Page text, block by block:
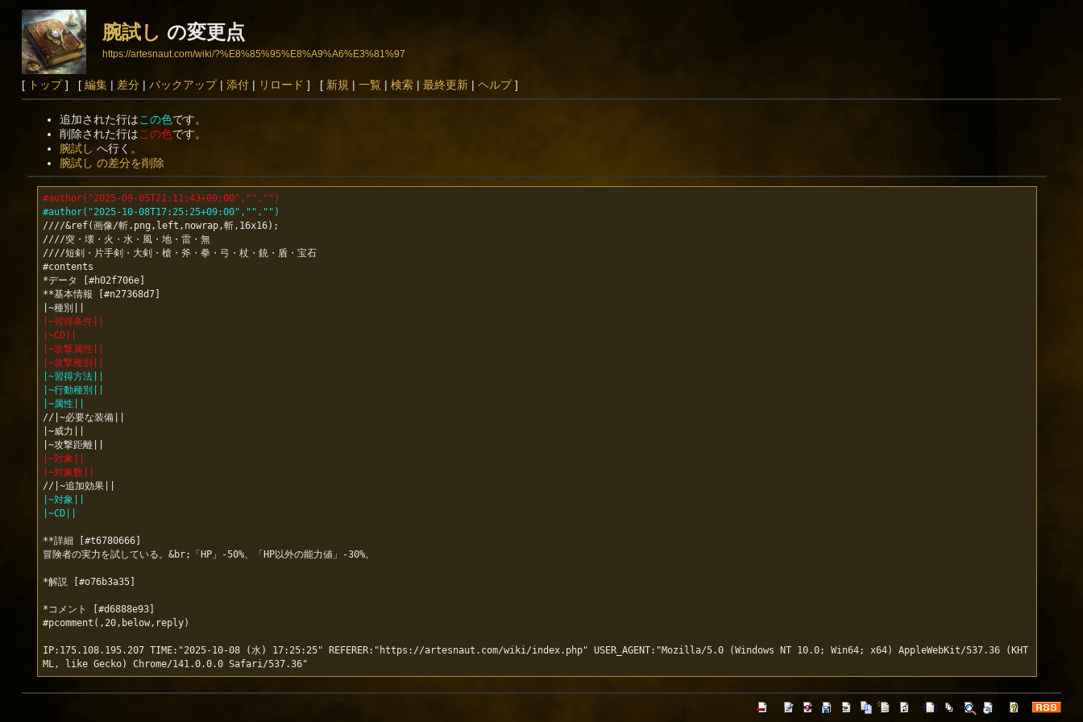
腕試し の変更点
https://artesnaut.com/wiki/?%E8%85%95%E8%A9%A6%E3%81%97
[ トップ] [ 編集| 差分| バックアップ| 添付| リロード ] [ 新規 | 一覧 | 検索| 最終更新| ヘルプ]
追加された行はこの色です。
削除された行はこの色です。
腕試し へ行く。
腕試し の差分を削除
#author("2025-09-05T21:11:43+09:00","","")
#author("2025-10-08T17:25:25+09:00","","")
////&ref(画像/斬.png,left,nowrap,斬,16x16);
////突・壊・火・水・風・地・雷・無
////短剣・片手剣・大剣・槍・斧・拳・弓・杖・銃・盾・宝石
#contents
*データ [#h02f706e]
**基本情報 [#n27368d7]
|~習得条件||
|~CD||
|~攻撃属性||
|~攻撃種別||
|~習得方法||
|~行動種別||
|~属性||
//|~必要な装備||
|~威力||
|~対象||
|~対象数||
|~対象||
|~CD||
**詳細 [#t6780666]
冒険者の実力を試している。&br;「HP」-50%、「HP以外の能力値」-30%。
*解説 [#o76b3a35]
*コメント [#d6888e93]
#pcomment(,20,below,reply)
IP:175.108.195.207 TIME:"2025-10-08 (水) 17:25:25" REFERER:"https://artesnaut.com/wiki/index.php" USER_AGENT:"Mozilla/5.0 (Windows NT 10.0; Win64; x64) AppleWebKit/537.36 (KHT